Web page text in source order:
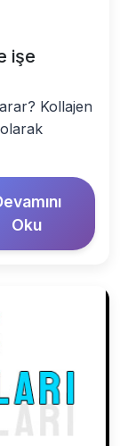
işe
Kollajen
Oku